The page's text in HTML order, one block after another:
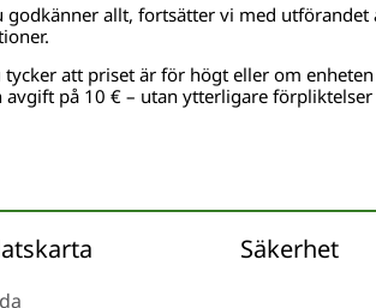
godkänner allt, fortsätter vi med utförandet
tycker att priset är för högt eller om
avgift på 10 € – utan ytterligare
Säkerhet